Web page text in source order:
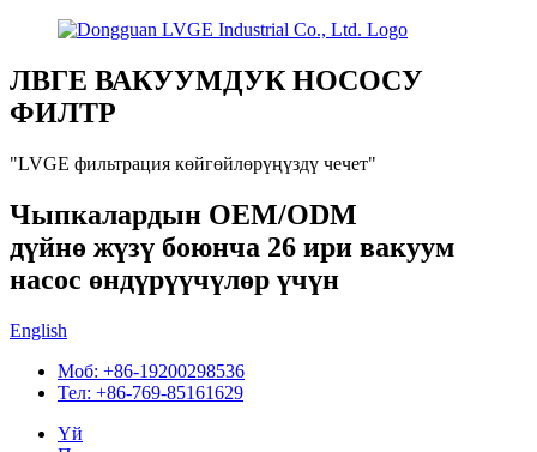
ЛВГЕ ВАКУУМДУК НОСОСУ
ФИЛТР
"LVGE фильтрация көйгөйлөрүңүздү чечет"
Чыпкалардын OEM/ODM
дүйнө жүзү боюнча 26 ири вакуум
насос өндүрүүчүлөр үчүн
English
Моб: +86-19200298536
Тел: +86-769-85161629
Үй